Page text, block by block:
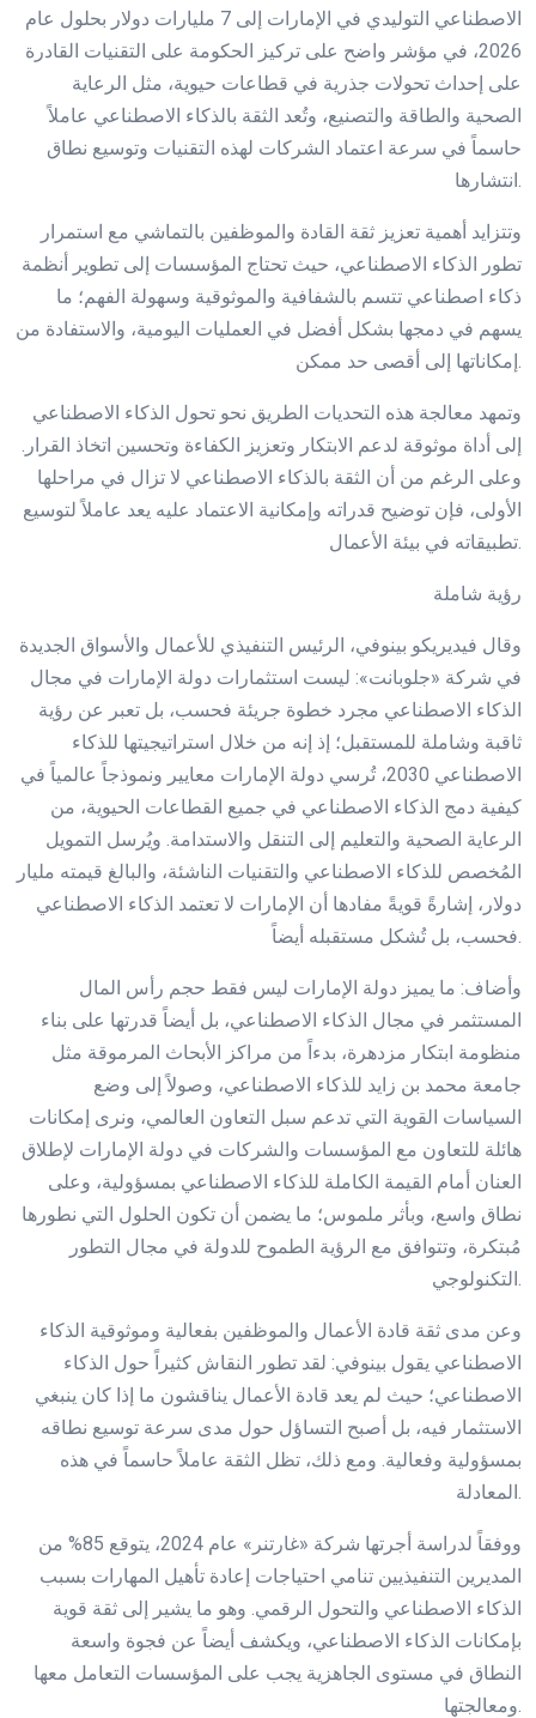
الاصطناعي التوليدي في الإمارات إلى 7 مليارات دولار بحلول عام
2026، في مؤشر واضح على تركيز الحكومة على التقنيات القادرة
على إحداث تحولات جذرية في قطاعات حيوية، مثل الرعاية
الصحية والطاقة والتصنيع، وتُعد الثقة بالذكاء الاصطناعي عاملاً
حاسماً في سرعة اعتماد الشركات لهذه التقنيات وتوسيع نطاق
انتشارها.
وتتزايد أهمية تعزيز ثقة القادة والموظفين بالتماشي مع استمرار
تطور الذكاء الاصطناعي، حيث تحتاج المؤسسات إلى تطوير أنظمة
ذكاء اصطناعي تتسم بالشفافية والموثوقية وسهولة الفهم؛ ما
يسهم في دمجها بشكل أفضل في العمليات اليومية، والاستفادة من
إمكاناتها إلى أقصى حد ممكن.
وتمهد معالجة هذه التحديات الطريق نحو تحول الذكاء الاصطناعي
إلى أداة موثوقة لدعم الابتكار وتعزيز الكفاءة وتحسين اتخاذ القرار.
وعلى الرغم من أن الثقة بالذكاء الاصطناعي لا تزال في مراحلها
الأولى، فإن توضيح قدراته وإمكانية الاعتماد عليه يعد عاملاً لتوسيع
تطبيقاته في بيئة الأعمال.
رؤية شاملة
وقال فيديريكو بينوفي، الرئيس التنفيذي للأعمال والأسواق الجديدة
في شركة «جلوبانت»: ليست استثمارات دولة الإمارات في مجال
الذكاء الاصطناعي مجرد خطوة جريئة فحسب، بل تعبر عن رؤية
ثاقبة وشاملة للمستقبل؛ إذ إنه من خلال استراتيجيتها للذكاء
الاصطناعي 2030، تُرسي دولة الإمارات معايير ونموذجاً عالمياً في
كيفية دمج الذكاء الاصطناعي في جميع القطاعات الحيوية، من
الرعاية الصحية والتعليم إلى التنقل والاستدامة. ويُرسل التمويل
المُخصص للذكاء الاصطناعي والتقنيات الناشئة، والبالغ قيمته مليار
دولار، إشارةً قويةً مفادها أن الإمارات لا تعتمد الذكاء الاصطناعي
فحسب، بل تُشكل مستقبله أيضاً.
وأضاف: ما يميز دولة الإمارات ليس فقط حجم رأس المال
المستثمر في مجال الذكاء الاصطناعي، بل أيضاً قدرتها على بناء
منظومة ابتكار مزدهرة، بدءاً من مراكز الأبحاث المرموقة مثل
جامعة محمد بن زايد للذكاء الاصطناعي، وصولاً إلى وضع
السياسات القوية التي تدعم سبل التعاون العالمي، ونرى إمكانات
هائلة للتعاون مع المؤسسات والشركات في دولة الإمارات لإطلاق
العنان أمام القيمة الكاملة للذكاء الاصطناعي بمسؤولية، وعلى
نطاق واسع، وبأثر ملموس؛ ما يضمن أن تكون الحلول التي نطورها
مُبتكرة، وتتوافق مع الرؤية الطموح للدولة في مجال التطور
التكنولوجي.
وعن مدى ثقة قادة الأعمال والموظفين بفعالية وموثوقية الذكاء
الاصطناعي يقول بينوفي: لقد تطور النقاش كثيراً حول الذكاء
الاصطناعي؛ حيث لم يعد قادة الأعمال يناقشون ما إذا كان ينبغي
الاستثمار فيه، بل أصبح التساؤل حول مدى سرعة توسيع نطاقه
بمسؤولية وفعالية. ومع ذلك، تظل الثقة عاملاً حاسماً في هذه
المعادلة.
ووفقاً لدراسة أجرتها شركة «غارتنر» عام 2024، يتوقع 85% من
المديرين التنفيذيين تنامي احتياجات إعادة تأهيل المهارات بسبب
الذكاء الاصطناعي والتحول الرقمي. وهو ما يشير إلى ثقة قوية
بإمكانات الذكاء الاصطناعي، ويكشف أيضاً عن فجوة واسعة
النطاق في مستوى الجاهزية يجب على المؤسسات التعامل معها
ومعالجتها.